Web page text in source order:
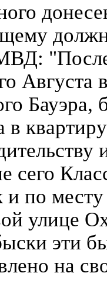
Августа
Бауэра,
в
сего
и по
улице
эти
на